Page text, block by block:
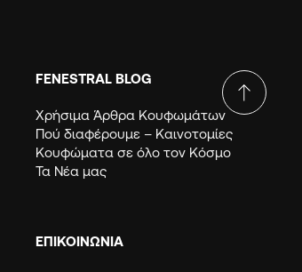
FENESTRAL BLOG
Χρήσιμα Άρθρα Κουφωμάτων
Πού διαφέρουμε – Καινοτομίες
Κουφώματα σε όλο τον Κόσμο
Τα Νέα μας
ΕΠΙΚΟΙΝΩΝΙΑ